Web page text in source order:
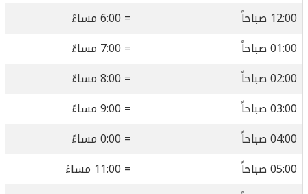
12:00 صباحاً
= 6:00 مساءً
01:00 صباحاً
= 7:00 مساءً
02:00 صباحاً
= 8:00 مساءً
03:00 صباحاً
= 9:00 مساءً
04:00 صباحاً
= 0:00 مساءً
05:00 صباحاً
= 11:00 مساءً